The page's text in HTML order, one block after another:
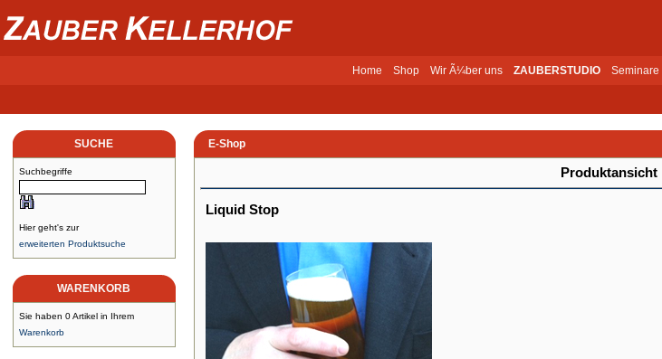
Home Shop Wir Ã¼ber uns ZAUBERSTUDIO Seminare
SUCHE
Suchbegriffe
Hier geht's zur
erweiterten Produktsuche
WARENKORB
Sie haben 0 Artikel in Ihrem
Warenkorb
E-Shop
Produktansicht
Liquid Stop